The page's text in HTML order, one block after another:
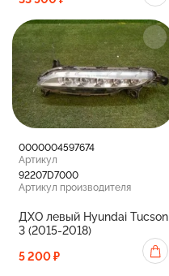
0000004597674
Артикул
92207D7000
Артикул производителя
ДХО левый Hyundai Tucson
3 (2015-2018)
5 200 ₽